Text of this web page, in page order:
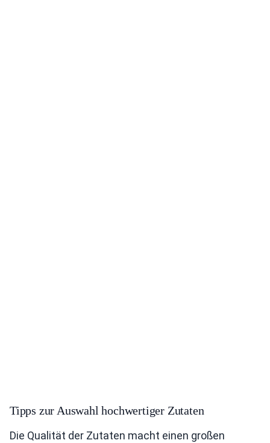
Tipps zur Auswahl hochwertiger Zutaten
Die Qualität der Zutaten macht einen großen